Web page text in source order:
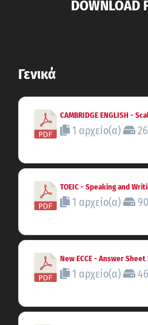
DOWNLOAD
Γενικά
CAMBRIDGE ENGLISH -
1 αρχείο(α)
TOEIC - Speaking and
1 αρχείο(α)
New ECCE - Answer Sheet
1 αρχείο(α)